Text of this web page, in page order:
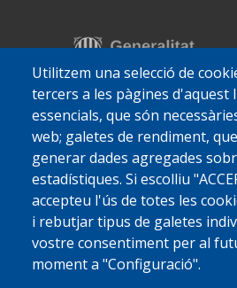
Utilitzem una selecció de
tercers a les pàgines d'aquest
essencials, que són
web; galetes de rendiment,
generar dades agregades
estadístiques. Si escolliu
accepteu l'ús de totes les
i rebutjar tipus de galetes
vostre consentiment per al
moment a "Configuració".